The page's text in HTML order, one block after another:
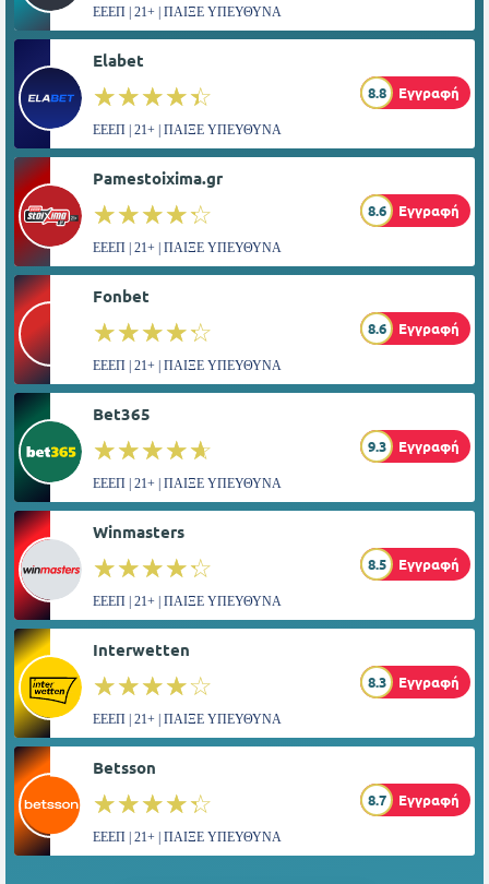
ΕΕΕΠ | 21+ | ΠΑΙΞΕ ΥΠΕΥΘΥΝΑ
Elabet
☆☆☆☆☆
★★★★★ 8.8 Εγγραφή
ΕΕΕΠ | 21+ | ΠΑΙΞΕ ΥΠΕΥΘΥΝΑ
Pamestoixima.gr
☆☆☆☆☆
★★★★★ 8.6 Εγγραφή
ΕΕΕΠ | 21+ | ΠΑΙΞΕ ΥΠΕΥΘΥΝΑ
Fonbet
☆☆☆☆☆
★★★★★ 8.6 Εγγραφή
ΕΕΕΠ | 21+ | ΠΑΙΞΕ ΥΠΕΥΘΥΝΑ
Bet365
☆☆☆☆☆
★★★★★ 9.3 Εγγραφή
ΕΕΕΠ | 21+ | ΠΑΙΞΕ ΥΠΕΥΘΥΝΑ
Winmasters
☆☆☆☆☆
★★★★★ 8.5 Εγγραφή
ΕΕΕΠ | 21+ | ΠΑΙΞΕ ΥΠΕΥΘΥΝΑ
Interwetten
☆☆☆☆☆
★★★★★ 8.3 Εγγραφή
ΕΕΕΠ | 21+ | ΠΑΙΞΕ ΥΠΕΥΘΥΝΑ
Betsson
☆☆☆☆☆
★★★★★ 8.7 Εγγραφή
ΕΕΕΠ | 21+ | ΠΑΙΞΕ ΥΠΕΥΘΥΝΑ